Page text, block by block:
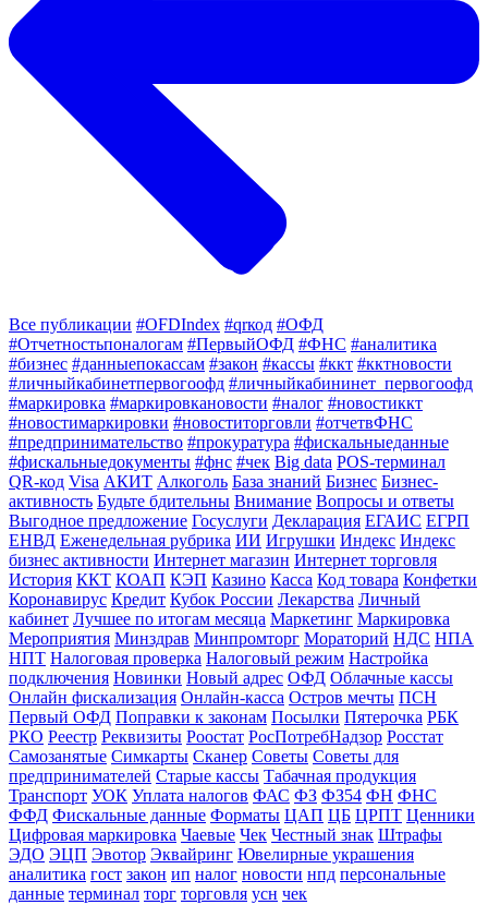
Все публикации #OFDIndex #qrкод #ОФД
#Отчетностьпоналогам #ПервыйОФД #ФНС #аналитика
#бизнес #данныепокассам #закон #кассы #ккт #кктновости
#личныйкабинетпервогоофд #личныйкабининет_первогоофд
#маркировка #маркировкановости #налог #новостиккт
#новостимаркировки #новоститорговли #отчетвФНС
#предпринимательство #прокуратура #фискальныеданные
#фискальныедокументы #фнс #чек Big data POS-терминал
QR-код Visa АКИТ Алкоголь База знаний Бизнес Бизнес-
активность Будьте бдительны Внимание Вопросы и ответы
Выгодное предложение Госуслуги Декларация ЕГАИС ЕГРП
ЕНВД Еженедельная рубрика ИИ Игрушки Индекс Индекс
бизнес активности Интернет магазин Интернет торговля
История ККТ КОАП КЭП Казино Касса Код товара Конфетки
Коронавирус Кредит Кубок России Лекарства Личный
кабинет Лучшее по итогам месяца Маркетинг Маркировка
Мероприятия Минздрав Минпромторг Мораторий НДС НПА
НПТ Налоговая проверка Налоговый режим Настройка
подключения Новинки Новый адрес ОФД Облачные кассы
Онлайн фискализация Онлайн-касса Остров мечты ПСН
Первый ОФД Поправки к законам Посылки Пятерочка РБК
РКО Реестр Реквизиты Роостат РосПотребНадзор Росстат
Самозанятые Симкарты Сканер Советы Советы для
предпринимателей Старые кассы Табачная продукция
Транспорт УОК Уплата налогов ФАС ФЗ ФЗ54 ФН ФНС
ФФД Фискальные данные Форматы ЦАП ЦБ ЦРПТ Ценники
Цифровая маркировка Чаевые Чек Честный знак Штрафы
ЭДО ЭЦП Эвотор Эквайринг Ювелирные украшения
аналитика гост закон ип налог новости нпд персональные
данные терминал торг торговля усн чек